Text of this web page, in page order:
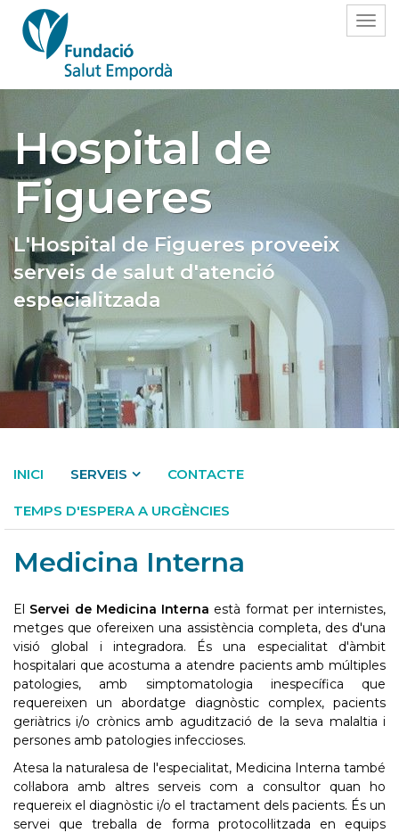
Hospital de
Figueres
L'Hospital de Figueres proveeix
serveis de salut d'atenció
especialitzada
INICI SERVEIS CONTACTE
TEMPS D'ESPERA A URGÈNCIES
Medicina Interna
El Servei de Medicina Interna està format per internistes,
metges que ofereixen una assistència completa, des d'una
visió global i integradora. És una especialitat d'àmbit
hospitalari que acostuma a atendre pacients amb múltiples
patologies, amb simptomatologia inespecífica que
requereixen un abordatge diagnòstic complex, pacients
geriàtrics i/o crònics amb agudització de la seva malaltia i
persones amb patologies infeccioses.
Atesa la naturalesa de l'especialitat, Medicina Interna també
col·labora amb altres serveis com a consultor quan ho
requereix el diagnòstic i/o el tractament dels pacients. És un
servei que treballa de forma protocol·litzada en equips